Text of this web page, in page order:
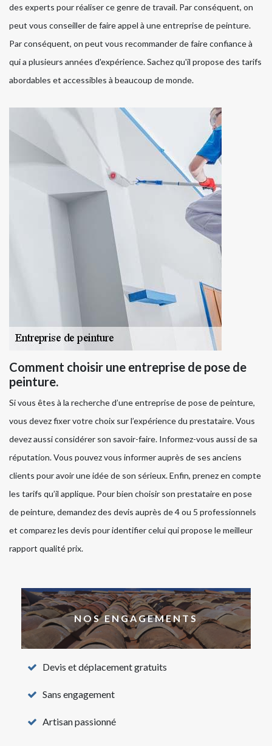
des experts pour réaliser ce genre de travail. Par conséquent, on
peut vous conseiller de faire appel à une entreprise de peinture.
Par conséquent, on peut vous recommander de faire confiance à
qui a plusieurs années d'expérience. Sachez qu'il propose des tarifs
abordables et accessibles à beaucoup de monde.
Comment choisir une entreprise de pose de
peinture.
Si vous êtes à la recherche d’une entreprise de pose de peinture,
vous devez fixer votre choix sur l’expérience du prestataire. Vous
devez aussi considérer son savoir-faire. Informez-vous aussi de sa
réputation. Vous pouvez vous informer auprès de ses anciens
clients pour avoir une idée de son sérieux. Enfin, prenez en compte
les tarifs qu’il applique. Pour bien choisir son prestataire en pose
de peinture, demandez des devis auprès de 4 ou 5 professionnels
et comparez les devis pour identifier celui qui propose le meilleur
rapport qualité prix.
NOS ENGAGEMENTS
Devis et déplacement gratuits
Sans engagement
Artisan passionné